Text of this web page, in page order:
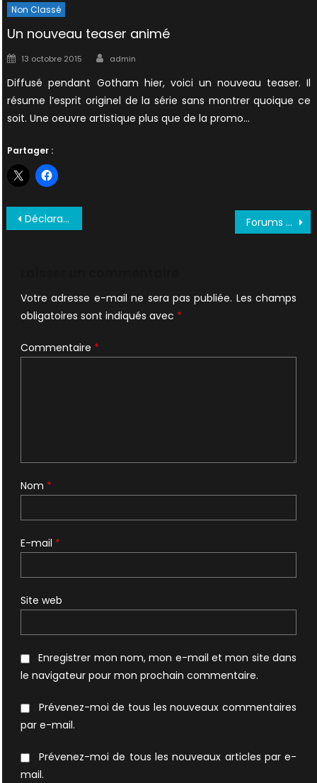
Non Classé
Un nouveau teaser animé
Posted
13 octobre 2015 Author
admin
Diffusé pendant Gotham hier, voici un nouveau teaser. Il
résume l’esprit originel de la série sans montrer quoique ce
soit. Une oeuvre artistique plus que de la promo…
Partager :
Navigation
Déclarations inédites de DD pour un XF2 + pièce GA Forums LVEI + GA + Bill Davis + DVD MillenniuM
Votre adresse e-mail ne sera pas publiée. Les champs
obligatoires sont indiqués avec *
Commentaire *
Nom *
E-mail *
Site web
Enregistrer mon nom, mon e-mail et mon site dans
le navigateur pour mon prochain commentaire.
Prévenez-moi de tous les nouveaux commentaires
par e-mail.
Prévenez-moi de tous les nouveaux articles par e-
mail.